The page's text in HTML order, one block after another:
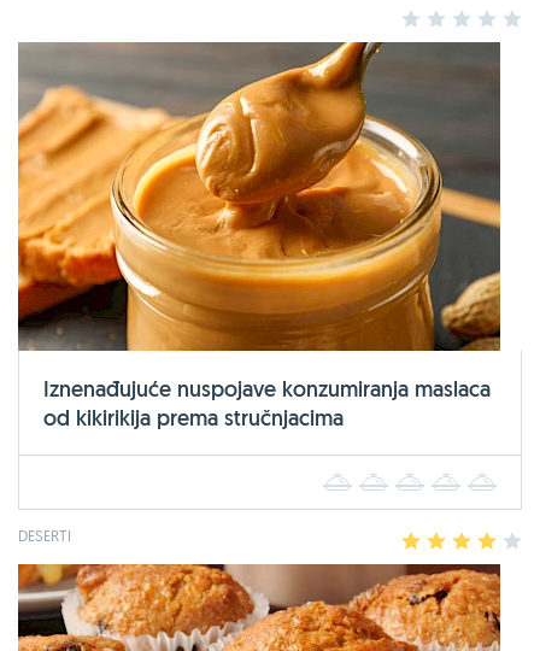
2 3 4
Iznenađujuće nuspojave konzumiranja maslaca
od kikirikija prema stručnjacima
2 3 4
DESERTI 2 3 4